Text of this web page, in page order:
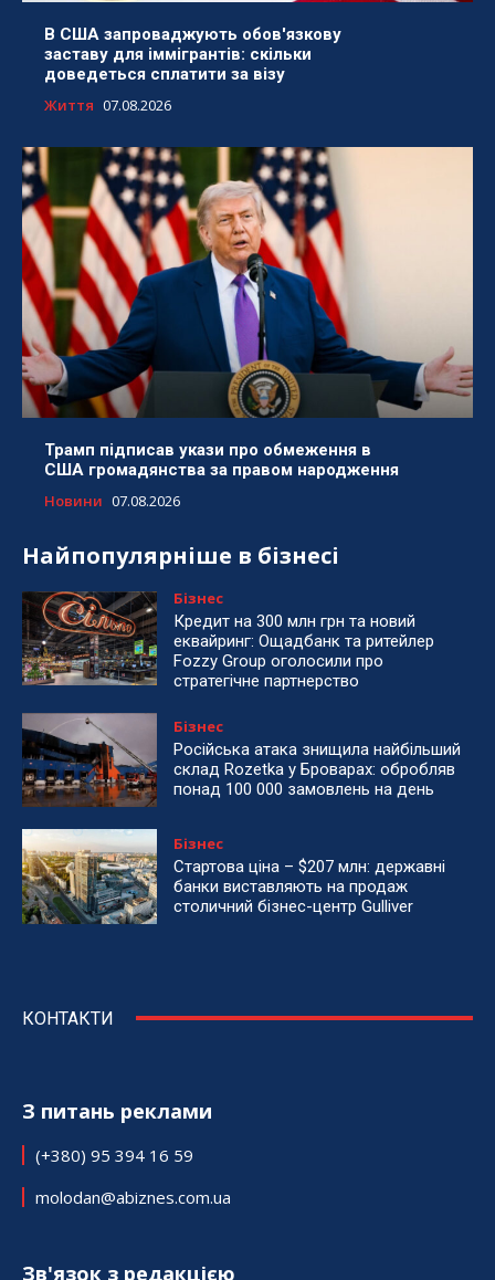
В США запроваджують обов'язкову
заставу для іммігрантів: скільки
доведеться сплатити за візу
Життя 07.08.2026
Трамп підписав укази про обмеження в
США громадянства за правом народження
Новини 07.08.2026
Найпопулярніше в бізнесі
Бізнес
Кредит на 300 млн грн та новий
еквайринг: Ощадбанк та ритейлер
Fozzy Group оголосили про
стратегічне партнерство
Бізнес
Російська атака знищила найбільший
склад Rozetka у Броварах: обробляв
понад 100 000 замовлень на день
Бізнес
Стартова ціна – $207 млн: державні
банки виставляють на продаж
столичний бізнес-центр Gulliver
КОНТАКТИ
З питань реклами
(+380) 95 394 16 59
molodan@abiznes.com.ua
Зв'язок з редакцією